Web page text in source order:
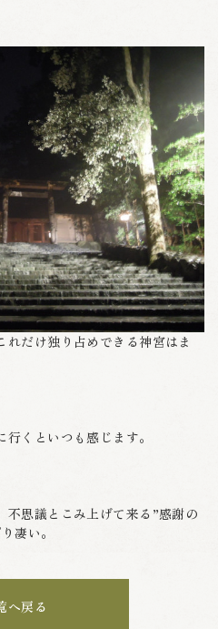
だけ独り占めできる神宮はま
くといつも感じます。
不思議とこみ上げて来る”感謝の
凄い。
へ戻る